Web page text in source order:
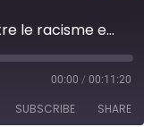
#06 : La manifestation contre le racisme et les discriminations à Liège
00:00 / 00:11:20
SUBSCRIBE SHARE